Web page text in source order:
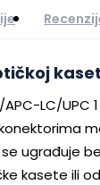
LC/UPC
ugrađuje
kasete ili